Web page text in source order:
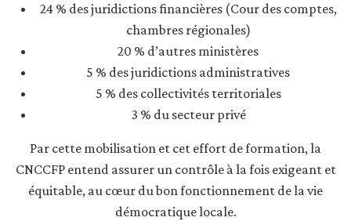
24 % des juridictions financières (Cour des comptes,
chambres régionales)
20 % d’autres ministères
5 % des juridictions administratives
5 % des collectivités territoriales
3 % du secteur privé
Par cette mobilisation et cet effort de formation, la
CNCCFP entend assurer un contrôle à la fois exigeant et
équitable, au cœur du bon fonctionnement de la vie
démocratique locale.